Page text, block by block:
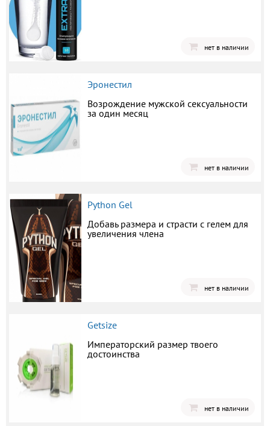
нет в наличии
Эронестил
Возрождение мужской сексуальности
за один месяц
нет в наличии
Python Gel
Добавь размера и страсти с гелем для
увеличения члена
нет в наличии
Getsize
Императорский размер твоего
достоинства
нет в наличии